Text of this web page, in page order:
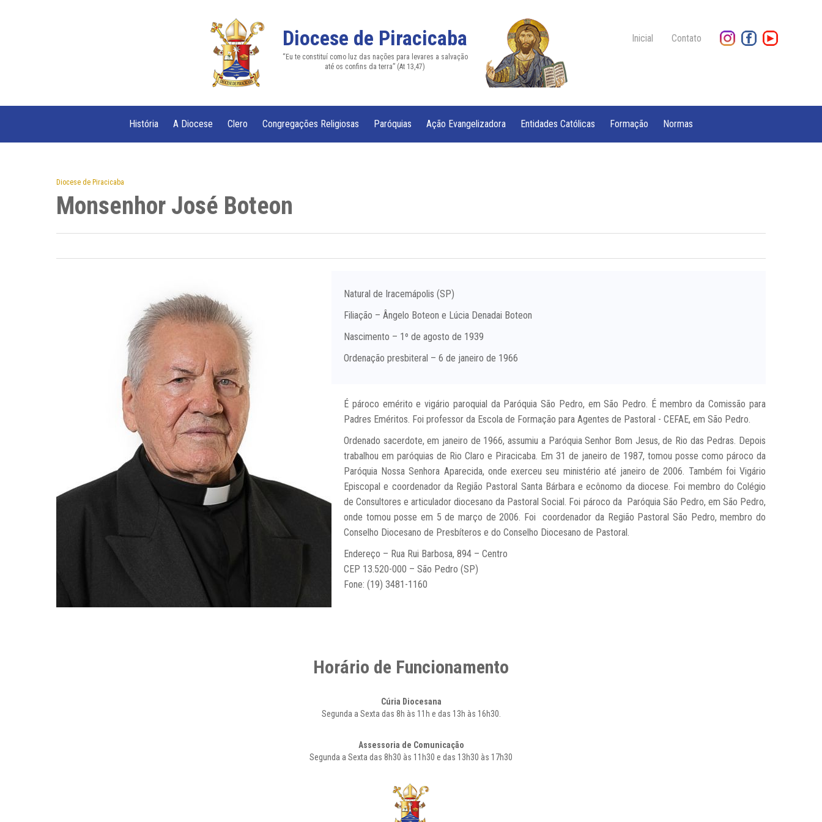
Diocese de Piracicaba
“Eu te constituí como luz das nações para levares a salvação
até os confins da terra” (At 13,47)
Inicial Contato
História A Diocese Clero Congregações Religiosas Paróquias Ação Evangelizadora Entidades Católicas Formação Normas
Diocese de Piracicaba
Monsenhor José Boteon
Natural de Iracemápolis (SP)
Filiação – Ângelo Boteon e Lúcia Denadai Boteon
Nascimento – 1º de agosto de 1939
Ordenação presbiteral – 6 de janeiro de 1966
É pároco emérito e vigário paroquial da Paróquia São Pedro, em São Pedro. É membro da Comissão para
Padres Eméritos. Foi professor da Escola de Formação para Agentes de Pastoral - CEFAE, em São Pedro.
Ordenado sacerdote, em janeiro de 1966, assumiu a Paróquia Senhor Bom Jesus, de Rio das Pedras. Depois
trabalhou em paróquias de Rio Claro e Piracicaba. Em 31 de janeiro de 1987, tomou posse como pároco da
Paróquia Nossa Senhora Aparecida, onde exerceu seu ministério até janeiro de 2006. Também foi Vigário
Episcopal e coordenador da Região Pastoral Santa Bárbara e ecônomo da diocese. Foi membro do Colégio
de Consultores e articulador diocesano da Pastoral Social. Foi pároco da Paróquia São Pedro, em São Pedro,
onde tomou posse em 5 de março de 2006 . Foi coordenador da Região Pastoral São Pedro, membro do
Conselho Diocesano de Presbíteros e do Conselho Diocesano de Pastoral.
Endereço – Rua Rui Barbosa, 894 – Centro
CEP 13.520-000 – São Pedro (SP)
Fone: (19) 3481-1160
Horário de Funcionamento
Cúria Diocesana
Segunda a Sexta das 8h às 11h e das 13h às 16h30.
Assessoria de Comunicação
Segunda a Sexta das 8h30 às 11h30 e das 13h30 às 17h30